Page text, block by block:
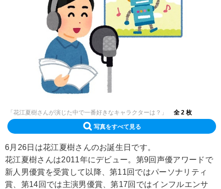
「花江夏樹さんが演じた中で一番好きなキャラクターは？」 全 2 枚
写真をすべて見る
6月26日は花江夏樹さんのお誕生日です。
花江夏樹さんは2011年にデビュー。第9回声優アワードで
新人男優賞を受賞して以降、第11回ではパーソナリティ
賞、第14回では主演男優賞、第17回ではインフルエンサ